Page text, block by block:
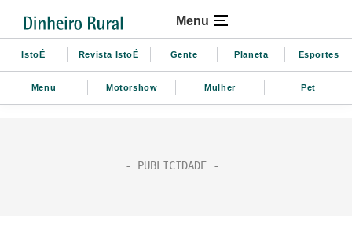
Menu
IstoÉ Revista IstoÉ Gente Planeta Esportes
Menu Motorshow Mulher Pet